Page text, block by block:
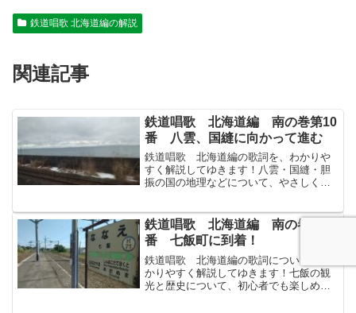
鉄道唱歌 北海道編の解説
関連記事
鉄道唱歌 北海道編 南の巻第10
番 八雲、国縫に向かって進む
鉄道唱歌 北海道編の歌詞を、わかりや
すく解説してゆきます！八雲・国縫・胆
振の国の地理などについて、やさしく解
振いぶりの國境くにざかい八雲やくもに
續つづく國縫くんぬいは...
鉄道唱歌 北海道編 南の巻第6
番 七飯町に到着！
鉄道唱歌 北海道編の歌詞について、わ
かりやすく解説してゆきます！七飯の観
光と歴史について、初心者でも楽しめる